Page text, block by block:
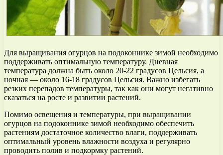
Для выращивания огурцов на подоконнике зимой необходимо
поддерживать оптимальную температуру. Дневная
температура должна быть около 20-22 градусов Цельсия, а
ночная — около 16-18 градусов Цельсия. Важно избегать
резких перепадов температуры, так как они могут негативно
сказаться на росте и развитии растений.
Помимо освещения и температуры, при выращивании
огурцов на подоконнике зимой необходимо обеспечить
растениям достаточное количество влаги, поддерживать
оптимальный уровень влажности воздуха и регулярно
проводить полив и подкормку растений.